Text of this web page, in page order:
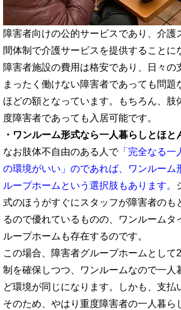
障害者向けの公的サービスであり、介護
間体制で介護サービスを提供することに
障害者施設の費用は格安であり、日々の
まったく働けない障害者であっても問題
ほどの額となっています。もちろん、肢
度障害者であっても入居可能です。
・ワンルーム形式なら一人暮らしとほと
なお肢体不自由のある人で「完全なる一
の環境がいい」のであれば、ワンルーム
ループホームという選択肢もあります。
式のほうがすぐにスタッフが障害者のも
るので優れているものの、ワンルームタ
ループホームも存在するのです。
この場合、障害者グループホームとして
制を確保しつつ、ワンルームなので一人
ど環境が同じになります。しかも、支払
そのため、やはり重度障害者の一人暮ら